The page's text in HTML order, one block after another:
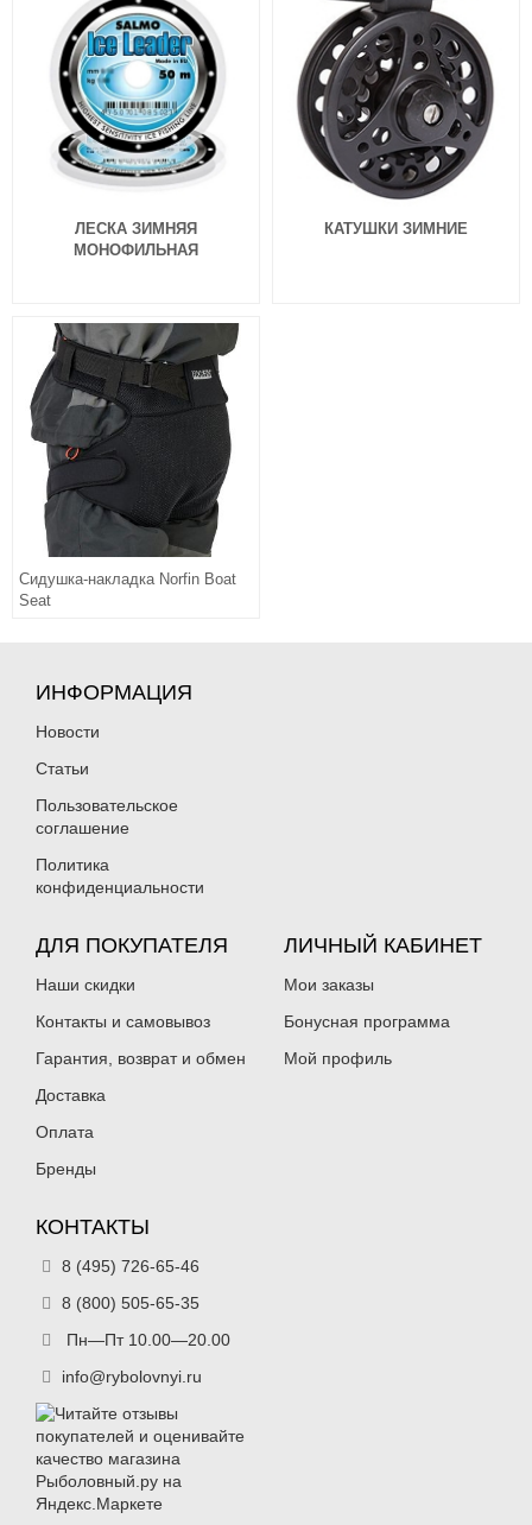
ЛЕСКА ЗИМНЯЯ
МОНОФИЛЬНАЯ
КАТУШКИ ЗИМНИЕ
Сидушка-накладка Norfin Boat
Seat
ИНФОРМАЦИЯ
Новости
Статьи
Пользовательское
соглашение
Политика
конфиденциальности
ДЛЯ ПОКУПАТЕЛЯ
Наши скидки
Контакты и самовывоз
Гарантия, возврат и обмен
Доставка
Оплата
Бренды
ЛИЧНЫЙ КАБИНЕТ
Мои заказы
Бонусная программа
Мой профиль
КОНТАКТЫ
8 (495) 726-65-46
8 (800) 505-65-35
Пн—Пт 10.00—20.00
info@rybolovnyi.ru